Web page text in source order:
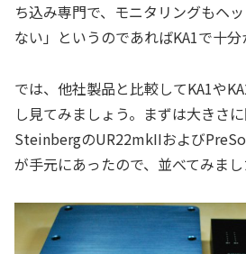
ち込み専門で、モニタリングもヘ
ない」というのであればKA1で十分
では、他社製品と比較してKA1や
し見てみましょう。まずは大きさに
SteinbergのUR22mkIIおよび
が手元にあったので、並べてみまし